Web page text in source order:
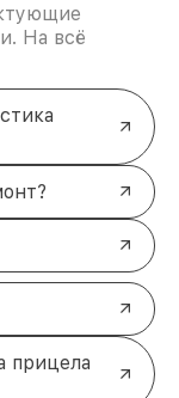
На всё
прицела